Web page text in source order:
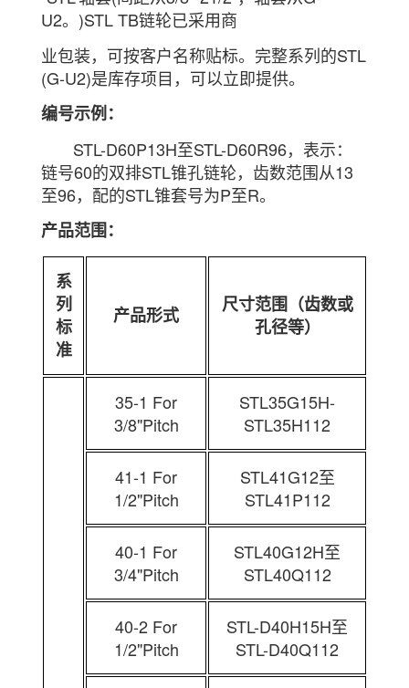
U2。)STL TB链轮已采用商
业包装，可按客户名称贴标。完整系列的STL
(G-U2)是库存项目，可以立即提供。
编号示例：
STL-D60P13H至STL-D60R96，表示：
链号60的双排STL锥孔链轮，齿数范围从13
至96，配的STL锥套号为P至R。
产品范围：
系
列
标
准
产品形式
尺寸范围（齿数或
孔径等）
35-1 For
3/8"Pitch
STL35G15H-
STL35H112
41-1 For
1/2"Pitch
STL41G12至
STL41P112
40-1 For
3/4"Pitch
STL40G12H至
STL40Q112
40-2 For
1/2"Pitch
STL-D40H15H至
STL-D40Q112